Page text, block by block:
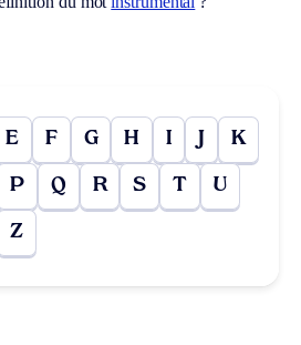
E F G H I J K
P Q R S T U
Z